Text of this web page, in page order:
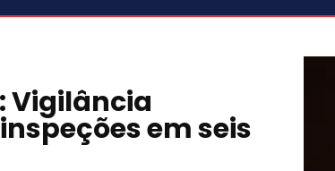
Vigilância
em seis